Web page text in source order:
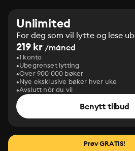
Unlimited
For deg som vil lytte og lese
219 kr /måned
1 konto
Ubegrenset lytting
Over 900 000 bøker
Nye eksklusive bøker hver uke
Avslutt når du vil
Benytt tilbud
Prøv GRATIS!